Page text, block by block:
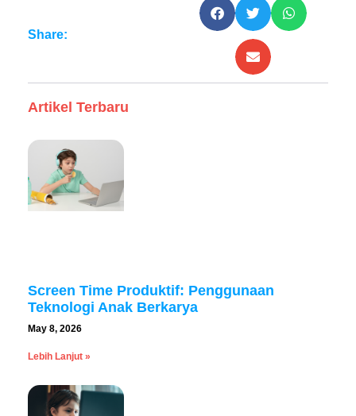
Share:
Artikel Terbaru
Screen Time Produktif: Penggunaan
Teknologi Anak Berkarya
May 8, 2026
Lebih Lanjut »